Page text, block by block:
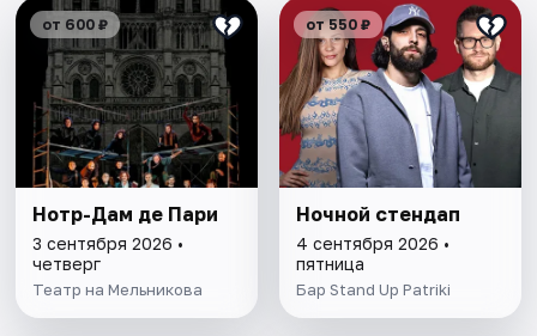
от 600 ₽
Нотр-Дам де Пари
3 сентября 2026 •
четверг
Театр на Мельникова
от 550 ₽
Ночной стендап
4 сентября 2026 •
пятница
Бар Stand Up Patriki